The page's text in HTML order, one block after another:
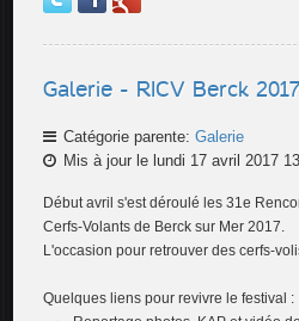
Galerie - RICV Berck 2017
Catégorie parente:Galerie
Mis à jour le lundi 17 avril 2017
Début avril s'est déroulé les 31e
Cerfs-Volants de Berck sur Mer 2017.
L'occasion pour retrouver des cerfs-
Quelques liens pour revivre le festival :